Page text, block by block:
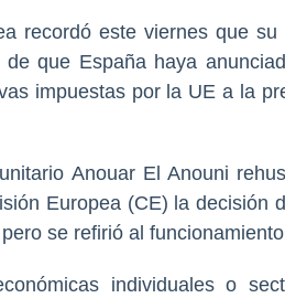
recordó este viernes que
de que España haya
impuestas por la UE a la
Anouar El Anouni
Europea (CE) la decisión
se refirió al
individuales o